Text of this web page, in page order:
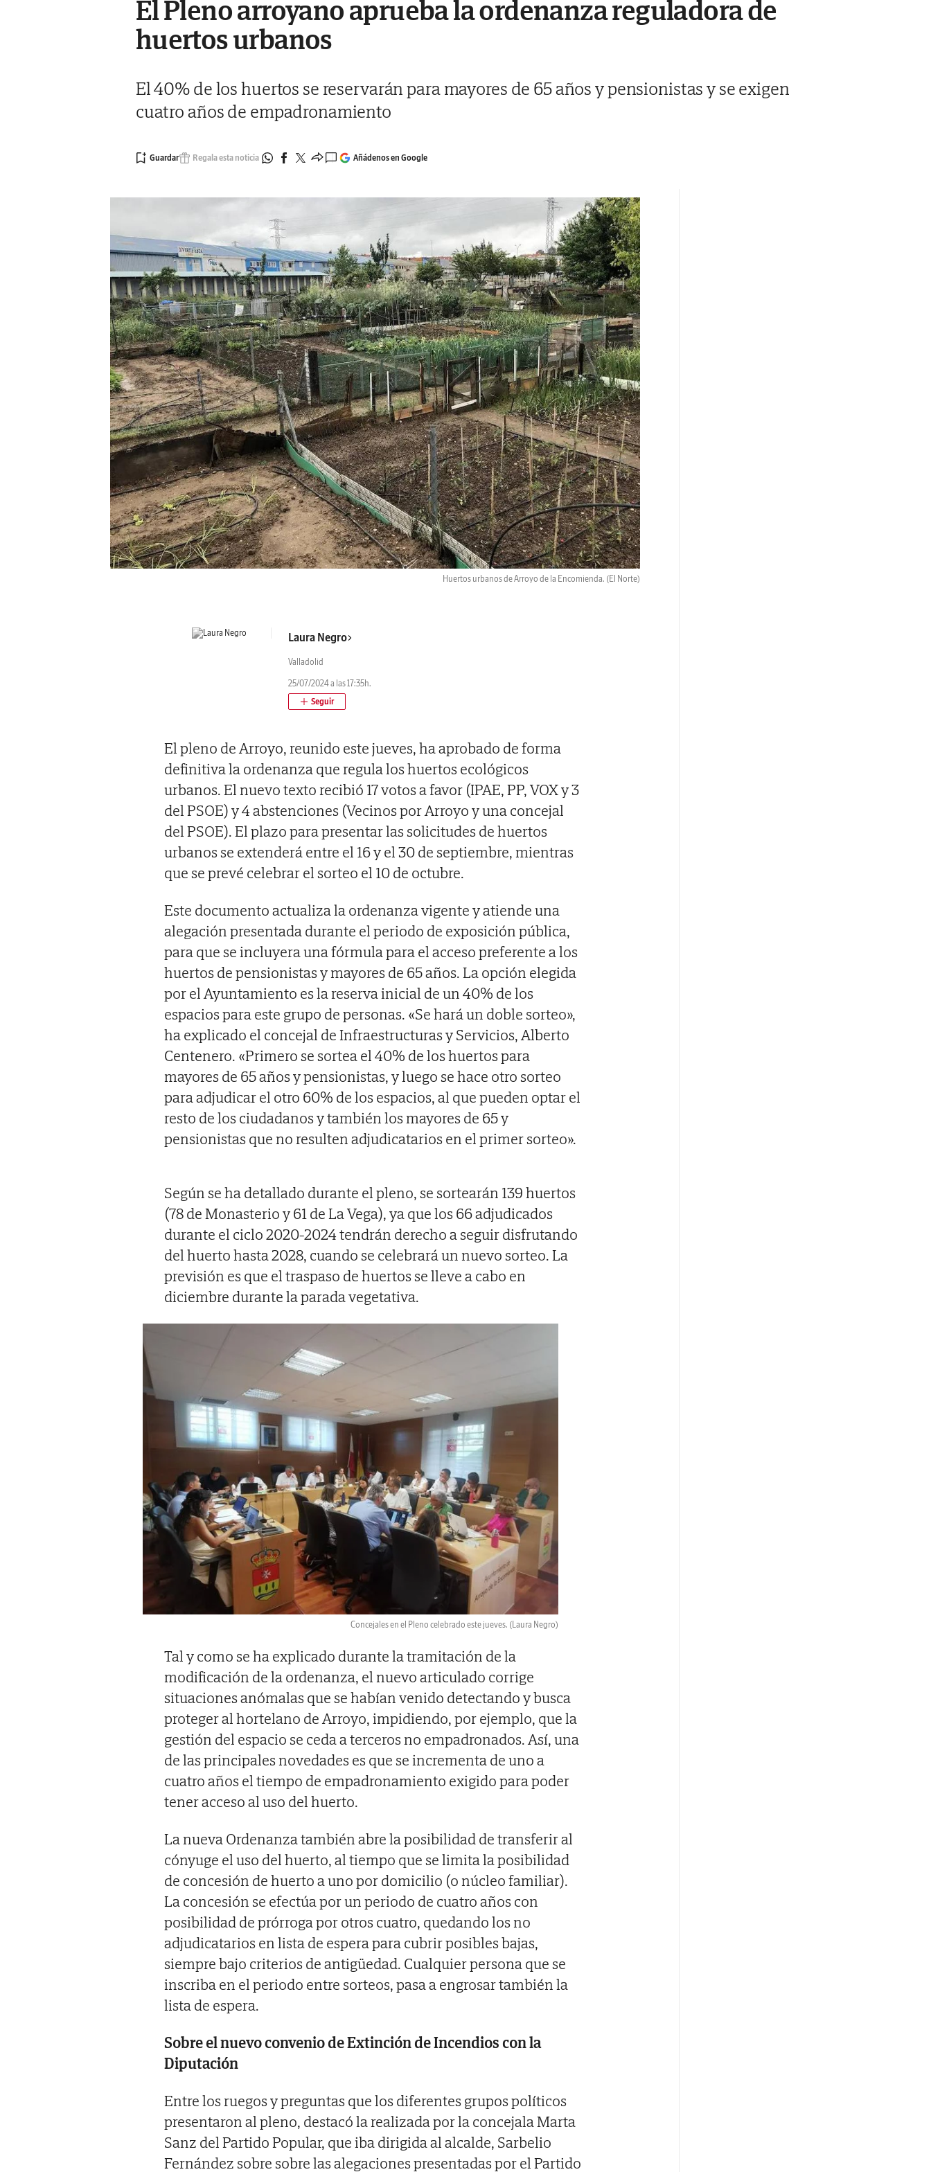
El Pleno arroyano aprueba la ordenanza reguladora de
huertos urbanos
El 40% de los huertos se reservarán para mayores de 65 años y pensionistas y se exigen
cuatro años de empadronamiento
Regala esta noticia Añádenos en Google
Huertos urbanos de Arroyo de la Encomienda. (El Norte)
Laura Negro
Valladolid
25/07/2024 a las 17:35h.
El pleno de Arroyo, reunido este jueves, ha aprobado de forma
definitiva la ordenanza que regula los huertos ecológicos
urbanos. El nuevo texto recibió 17 votos a favor (IPAE, PP, VOX y 3
del PSOE) y 4 abstenciones (Vecinos por Arroyo y una concejal
del PSOE). El plazo para presentar las solicitudes de huertos
urbanos se extenderá entre el 16 y el 30 de septiembre, mientras
que se prevé celebrar el sorteo el 10 de octubre.
Este documento actualiza la ordenanza vigente y atiende una
alegación presentada durante el periodo de exposición pública,
para que se incluyera una fórmula para el acceso preferente a los
huertos de pensionistas y mayores de 65 años. La opción elegida
por el Ayuntamiento es la reserva inicial de un 40% de los
espacios para este grupo de personas. «Se hará un doble sorteo»,
ha explicado el concejal de Infraestructuras y Servicios, Alberto
Centenero. «Primero se sortea el 40% de los huertos para
mayores de 65 años y pensionistas, y luego se hace otro sorteo
para adjudicar el otro 60% de los espacios, al que pueden optar el
resto de los ciudadanos y también los mayores de 65 y
pensionistas que no resulten adjudicatarios en el primer sorteo».
Según se ha detallado durante el pleno, se sortearán 139 huertos
(78 de Monasterio y 61 de La Vega), ya que los 66 adjudicados
durante el ciclo 2020-2024 tendrán derecho a seguir disfrutando
del huerto hasta 2028, cuando se celebrará un nuevo sorteo. La
previsión es que el traspaso de huertos se lleve a cabo en
diciembre durante la parada vegetativa.
Concejales en el Pleno celebrado este jueves. (Laura Negro)
Tal y como se ha explicado durante la tramitación de la
modificación de la ordenanza, el nuevo articulado corrige
situaciones anómalas que se habían venido detectando y busca
proteger al hortelano de Arroyo, impidiendo, por ejemplo, que la
gestión del espacio se ceda a terceros no empadronados. Así, una
de las principales novedades es que se incrementa de uno a
cuatro años el tiempo de empadronamiento exigido para poder
tener acceso al uso del huerto.
La nueva Ordenanza también abre la posibilidad de transferir al
cónyuge el uso del huerto, al tiempo que se limita la posibilidad
de concesión de huerto a uno por domicilio (o núcleo familiar).
La concesión se efectúa por un periodo de cuatro años con
posibilidad de prórroga por otros cuatro, quedando los no
adjudicatarios en lista de espera para cubrir posibles bajas,
siempre bajo criterios de antigüedad. Cualquier persona que se
inscriba en el periodo entre sorteos, pasa a engrosar también la
lista de espera.
Sobre el nuevo convenio de Extinción de Incendios con la
Diputación
Entre los ruegos y preguntas que los diferentes grupos políticos
presentaron al pleno, destacó la realizada por la concejala Marta
Sanz del Partido Popular, que iba dirigida al alcalde, Sarbelio
Fernández sobre sobre las alegaciones presentadas por el Partido